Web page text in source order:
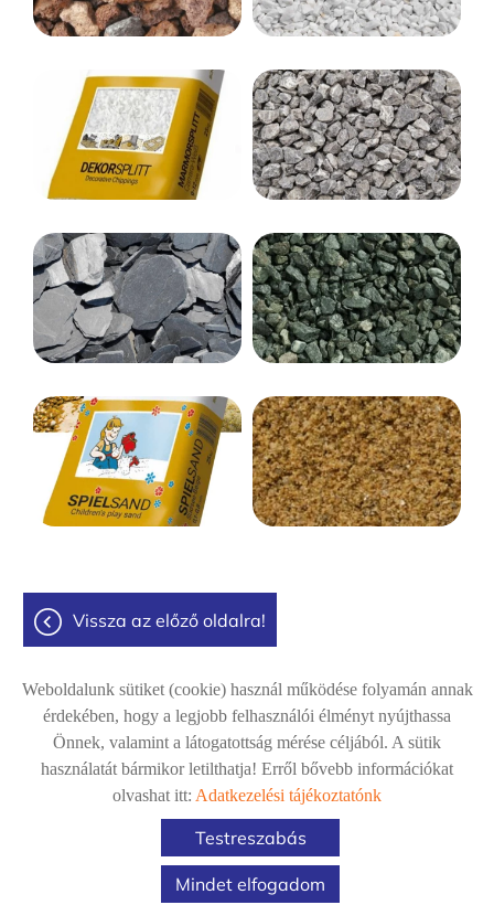
vissza az előző oldalra!
© 2026 - Minden jog fenntartva
Panaszkezelés Adatkezelési tájékoztató Impresszum
Sütik kezelése
Mindet elfogadom
Testreszabás
Weboldalunk sütiket (cookie) használ működése folyamán annak
érdekében, hogy a legjobb felhasználói élményt nyújthassa
Önnek, valamint a látogatottság mérése céljából. A sütik
használatát bármikor letilthatja! Erről bővebb információkat
olvashat itt: Adatkezelési tájékoztatónk